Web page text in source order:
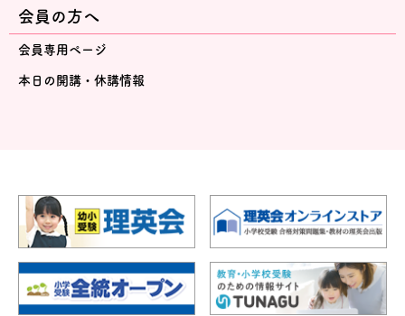
会員の方へ
会員専用ページ
本日の開講・休講情報